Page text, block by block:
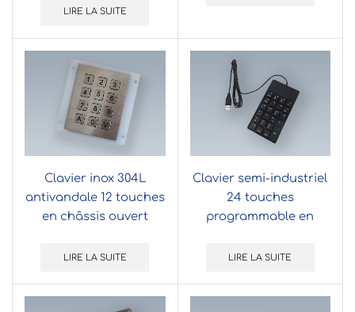
l’avant
LIRE LA SUITE
Clavier inox 304L
antivandale 12 touches
en châssis ouvert
LIRE LA SUITE
Clavier semi-industriel
24 touches
programmable en
profil
LIRE LA SUITE